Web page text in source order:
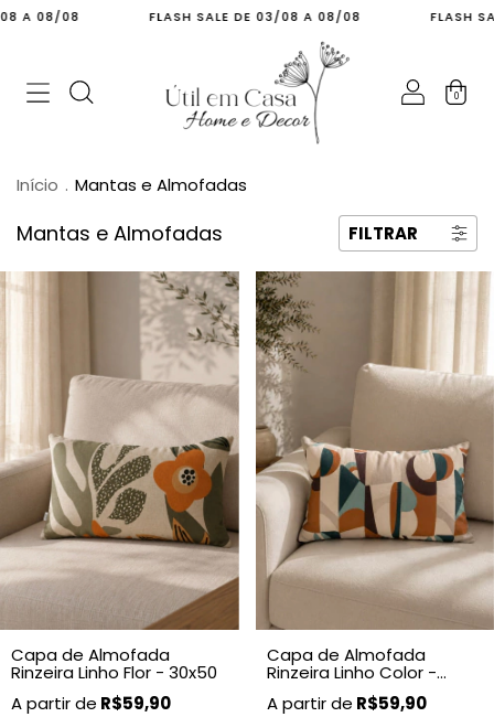
FLASH SALE DE 03/08 A 08/08 FLASH SALE DE
0
Início . Mantas e Almofadas
Mantas e Almofadas FILTRAR
Capa de Almofada
Rinzeira Linho Flor - 30x50
R$59,90
Capa de Almofada
Rinzeira Linho Color -
R$59,90